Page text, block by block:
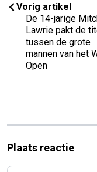
Vorig artikel
De 14-jarige
Lawrie pakt de
tussen de grote
mannen van het
Open
Plaats reactie